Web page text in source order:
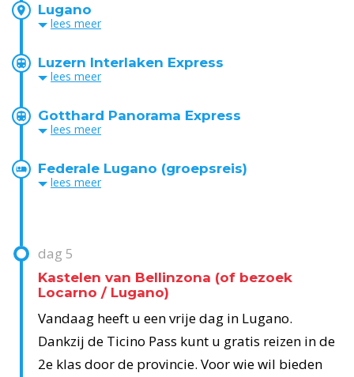
Lugano
lees meer
Luzern Interlaken Express
lees meer
Gotthard Panorama Express
lees meer
Federale Lugano (groepsreis)
lees meer
dag 5
Kastelen van Bellinzona (of bezoek
Locarno / Lugano)
Vandaag heeft u een vrije dag in Lugano.
Dankzij de Ticino Pass kunt u gratis reizen in de
2e klas door de provincie. Voor wie wil bieden